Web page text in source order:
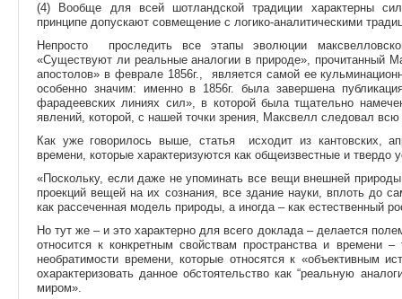
(4) Вообще для всей шотландской традиции характерны
принципе допускают совмещение с логико-аналитическими
Непросто проследить все этапы эволюции
«Существуют ли реальные аналогии в природе», прочитанный
апостолов» в феврале 1856г., является самой ее
особенно значим: именно в 1856г. была завершена
фарадеевских линиях сил», в которой была тщательно
явлений, которой, с нашей точки зрения, Максвелл следовал
Как уже говорилось выше, статья исходит из кантовских,
времени, которые характеризуются как общеизвестные и твердо
«Поскольку, если даже не упоминать все вещи внешней
проекций вещей на их сознания, все здание науки, вплоть до
как рассеченная модель природы, а иногда – как естественный
Но тут же – и это характерно для всего доклада – делается
относится к конкретным свойствам пространства и времени
необратимости времени, которые относятся к «объективным
охарактеризовать данное обстоятельство как “реальную
миром».